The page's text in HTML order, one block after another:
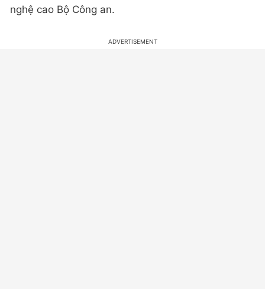
nghệ cao Bộ Công an.